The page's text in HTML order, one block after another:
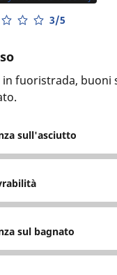
3/5
fuoristrada, buoni
sull'asciutto
sul bagnato